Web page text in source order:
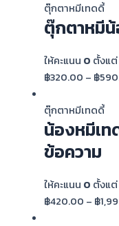
ตุ๊กตาหมีเทดดี้
ตุ๊กตาหมี
ให้คะแนน 0 ตั้งแต่
฿320.00 – ฿
ตุ๊กตาหมีเทดดี้
น้องหมีเท
ข้อความ
ให้คะแนน 0 ตั้งแต่
฿420.00 – ฿